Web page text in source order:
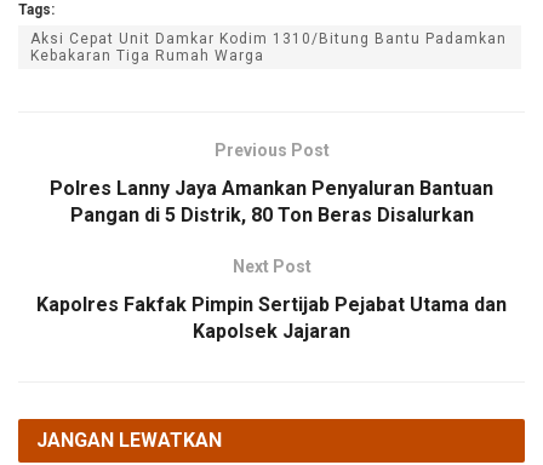
Tags:
Aksi Cepat Unit Damkar Kodim 1310/Bitung Bantu Padamkan
Kebakaran Tiga Rumah Warga
Previous Post
Polres Lanny Jaya Amankan Penyaluran Bantuan
Pangan di 5 Distrik, 80 Ton Beras Disalurkan
Next Post
Kapolres Fakfak Pimpin Sertijab Pejabat Utama dan
Kapolsek Jajaran
JANGAN LEWATKAN